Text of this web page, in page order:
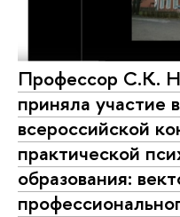
Профессор С.К.
приняла участие
всероссийской
практической
образования: